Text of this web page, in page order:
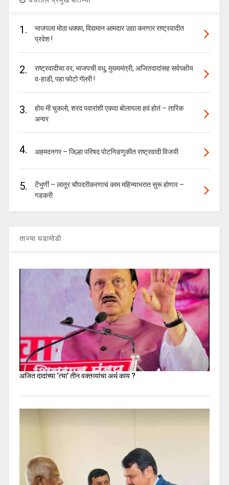
1.
भाजपला मोठा धक्का, विद्यमान आमदार उद्या करणार राष्ट्रवादीत
प्रवेश !
2.
राष्ट्रवादीचा वर, भाजपची वधू, मुख्यमंत्री, अजितदादांसह सर्वपक्षीय
व-हाडी, पहा फोटो गॅलरी !
3.
होय मी चुकलो, शरद पवारांशी एकदा बोलायला हवं होतं – तारिक
अन्वर
4. अहमदनगर – जिल्हा परिषद पोटनिडणुकीत राष्ट्रवादी विजयी
5.
टेंभुर्णी – लातूर चौपदरीकरणाचं काम महिन्याभरात सुरू होणार –
गडकरी
ताज्या घडामोडी
अजित दादांच्या ‘त्या’ तीन वक्तव्यांचा अर्थ काय ?